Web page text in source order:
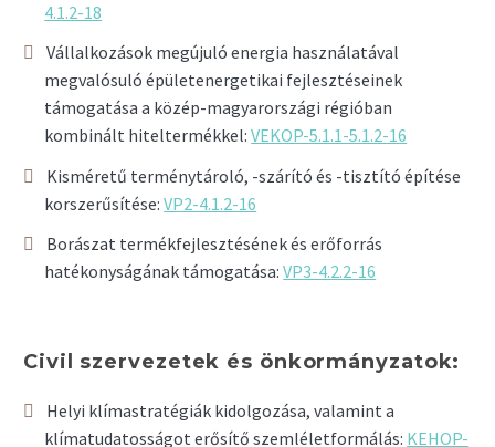
4.1.2-18
Vállalkozások megújuló energia használatával
megvalósuló épületenergetikai fejlesztéseinek
támogatása a közép-magyarországi régióban
kombinált hiteltermékkel:VEKOP-5.1.1-5.1.2-16
Kisméretű terménytároló, -szárító és -tisztító építése
korszerűsítése:VP2-4.1.2-16
Borászat termékfejlesztésének és erőforrás
hatékonyságának támogatása:VP3-4.2.2-16
Civil szervezetek és önkormányzatok:
Helyi klímastratégiák kidolgozása, valamint a
klímatudatosságot erősítő szemléletformálás: KEHOP-